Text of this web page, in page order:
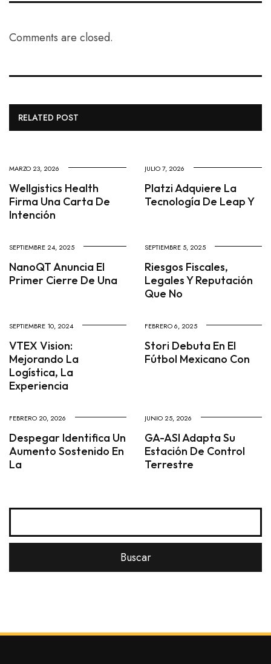
Comments are closed.
RELATED POST
MARZO 23, 2026
Wellgistics Health
Firma Una Carta De
Intención
JULIO 7, 2026
Platzi Adquiere La
Tecnología De Leap Y
SEPTIEMBRE 24, 2025
NanoQT Anuncia El
Primer Cierre De Una
SEPTIEMBRE 5, 2025
Riesgos Fiscales,
Legales Y Reputación
Que No
SEPTIEMBRE 10, 2024
VTEX Vision:
Mejorando La
Logística, La
Experiencia
FEBRERO 6, 2025
Stori Debuta En El
Fútbol Mexicano Con
FEBRERO 20, 2026
Despegar Identifica Un
Aumento Sostenido En
La
JUNIO 25, 2026
GA-ASI Adapta Su
Estación De Control
Terrestre